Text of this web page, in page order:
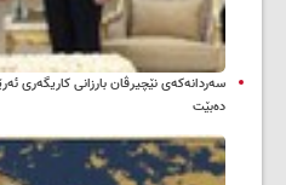
سه‌ردانه‌کەی نێچیرڤان بارزانی كاریگه‌ری
ده‌بێت